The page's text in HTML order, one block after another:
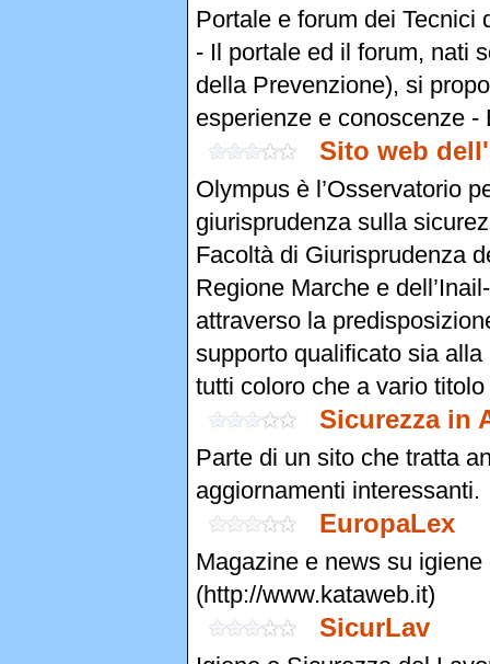
Portale e forum dei Tecnici
- Il portale ed il forum, nati
della Prevenzione), si
esperienze e conoscenze -
Sito web
Olympus è l’Osservatorio
giurisprudenza sulla
Facoltà di Giurisprudenza
Regione Marche e
attraverso la
supporto qualificato sia
tutti coloro che a vario
Sicurezza in
Parte di un sito che tratta
aggiornamenti interessanti.
EuropaLex
Magazine e news su
(http://www.kataweb.it)
SicurLav